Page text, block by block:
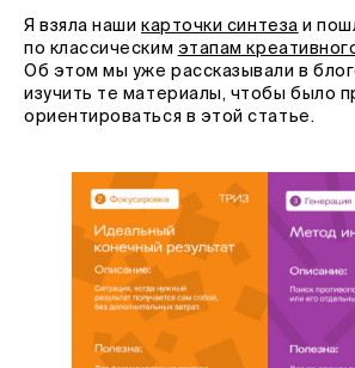
Я взяла нашикарточки синтеза и
по классическим этапам
Об этом мы уже рассказывали в
изучить те материалы, чтобы было
ориентироваться в этой статье.